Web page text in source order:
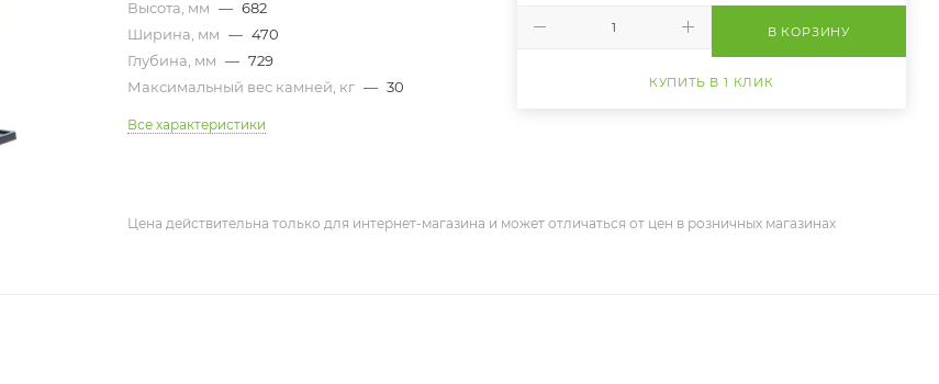
Высота, мм — 682
Ширина, мм — 470
Глубина, мм — 729
Максимальный вес камней, кг — 30
Все характеристики
В КОРЗИНУ
КУПИТЬ В 1 КЛИК
Цена действительна только для интернет-магазина и может отличаться от цен в розничных магазинах